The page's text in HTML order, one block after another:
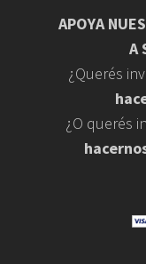
APOYA
A
¿Querés
¿O querés